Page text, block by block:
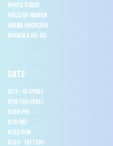
WHITE STAGE
FIELD OF HEAVEN
NAEBA SHOKUDO
ROOKIE A GO-GO
DATE
8/17 - 18 (PRE)
8/19 THU (EVE)
8/20 FRI
8/21 SAT
8/22 SUN
8/23 - (AFTER)